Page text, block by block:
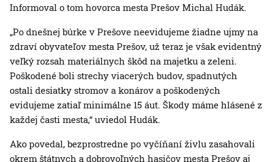
Informoval o tom hovorca mesta Prešov Michal Hudák.
„Po dnešnej búrke v Prešove neevidujeme žiadne ujmy na
zdraví obyvateľov mesta Prešov, už teraz je však evidentný
veľký rozsah materiálnych škôd na majetku a zeleni.
Poškodené boli strechy viacerých budov, spadnutých
ostali desiatky stromov a konárov a poškodených
evidujeme zatiaľ minimálne 15 áut. Škody máme hlásené z
každej časti mesta,“ uviedol Hudák.
Ako povedal, bezprostredne po vyčíňaní živlu zasahovali
okrem štátnych a dobrovoľných hasičov mesta Prešov aj